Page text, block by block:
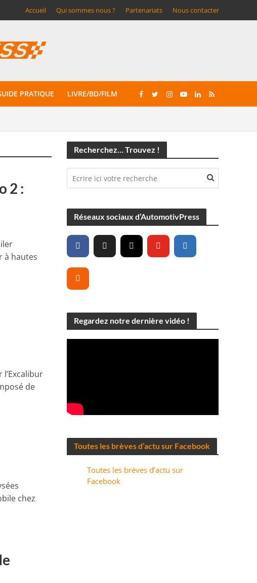
Accueil Qui sommes nous ? Partenariats Nous contacter
PRATIQUE LIVRE/BD/FILM
2 :
à hautes
de
chez
Recherchez… Trouvez !
Réseaux sociaux d’AutomotivPress
Regardez notre dernière vidéo !
Toutes les brèves d’actu sur Facebook
Toutes les brèves d’actu sur
Facebook